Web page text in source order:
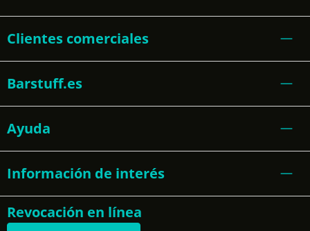
Clientes comerciales
Barstuff.es
Ayuda
Información de interés
Revocación en línea